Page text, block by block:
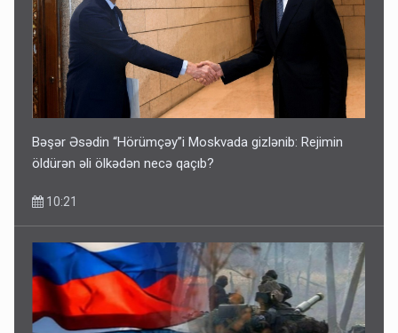
Bəşər Əsədin “Hörümçəy”i Moskvada gizlənib: Rejimin
öldürən əli ölkədən necə qaçıb?
10:21